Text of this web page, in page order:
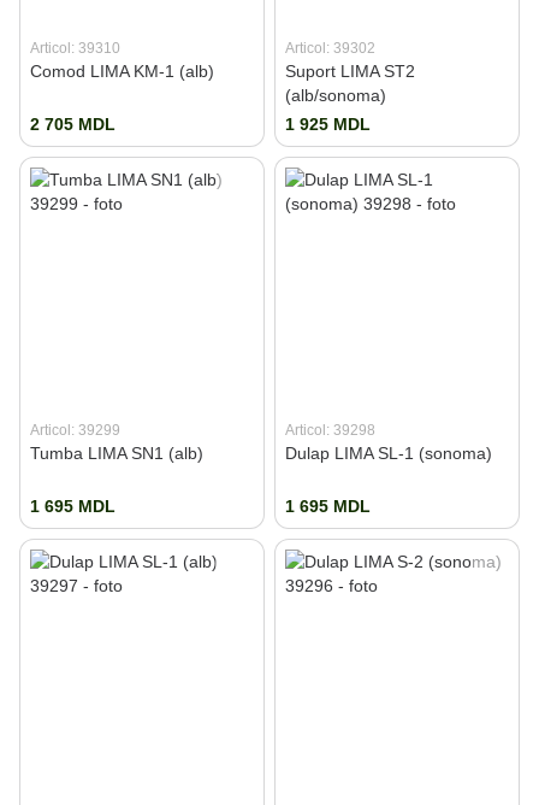
Articol: 39310
Comod LIMA KM-1 (alb)
2 705 MDL
Articol: 39302
Suport LIMA ST2
(alb/sonoma)
1 925 MDL
Articol: 39299
Tumba LIMA SN1 (alb)
1 695 MDL
Articol: 39298
Dulap LIMA SL-1 (sonoma)
1 695 MDL